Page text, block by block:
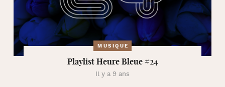
MUSIQUE
Playlist Heure Bleue #24
Il y a 9 ans